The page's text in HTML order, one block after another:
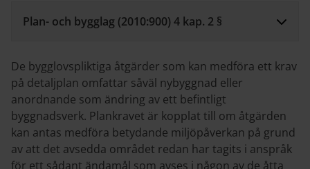
Plan- och bygglag (2010:900) 4 kap. 2 §
De bygglovspliktiga åtgärder som kan medföra ett krav
på detaljplan omfattar såväl nybyggnad eller
anordnande som ändring av ett befintligt
byggnadsverk. Plankravet är kopplat till om åtgärden
kan antas medföra betydande miljöpåverkan på grund
av att det avsedda området redan har tagits i anspråk
för ett sådant ändamål som avses i någon av de åtta